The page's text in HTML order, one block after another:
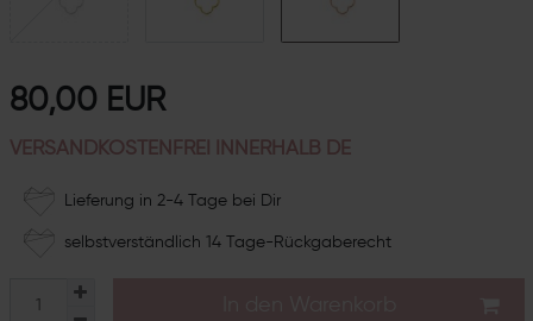
80,00 EUR
VERSANDKOSTENFREI INNERHALB DE
Lieferung in 2-4 Tage bei Dir
selbstverständlich 14 Tage-Rückgaberecht